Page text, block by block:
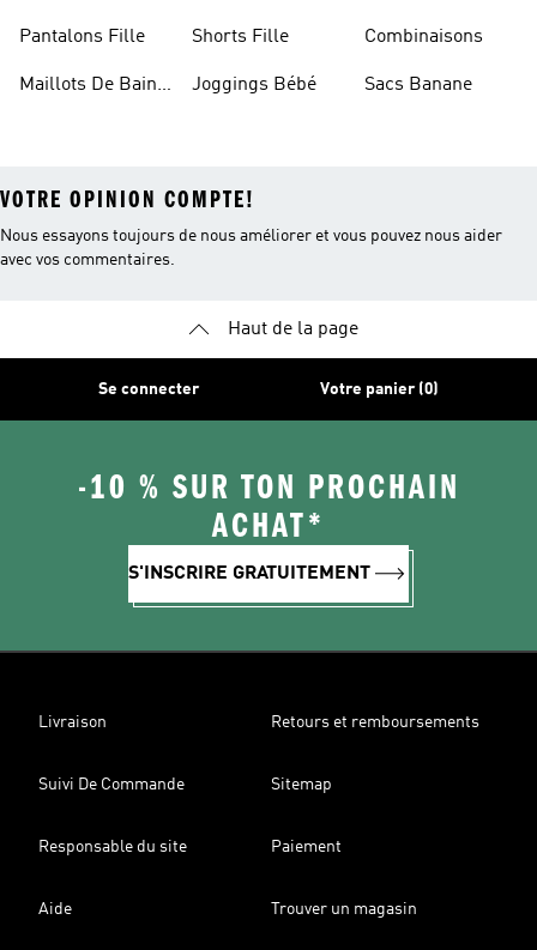
Pantalons Fille
Maillots De Bain
Shorts Fille
Joggings Bébé
Combinaisons
Sacs Banane
VOTRE OPINION COMPTE!
Nous essayons toujours de nous améliorer et vous pouvez nous aider
avec vos commentaires.
Haut de la page
Se connecter Votre panier (0)
-10 % SUR TON PROCHAIN
ACHAT*
S'INSCRIRE GRATUITEMENT
Livraison Retours et remboursements
Suivi De Commande Sitemap
Responsable du site Paiement
Aide Trouver un magasin